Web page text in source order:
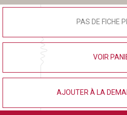
PAS DE FICHE
VOIR
AJOUTER À LA